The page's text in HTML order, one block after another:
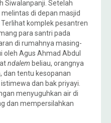
Siwalanpanji. Setelah
di depan masjid
komplek pesantren
para santri pada
di rumahnya masing-
Agus Ahmad Abdul
ndalem beliau, orangnya
dan tentu kesopanan
dan bak priyayi.
menyuguhkan air di
dan mempersilahkan